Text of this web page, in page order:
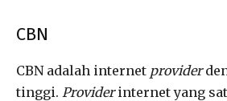
CBN
CBN adalah internet provider
tinggi. Providerinternet yang